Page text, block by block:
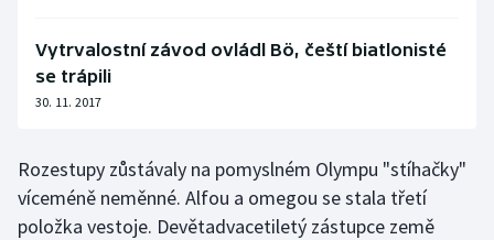
Vytrvalostní závod ovládl Bö, čeští biatlonisté
se trápili
30. 11. 2017
Rozestupy zůstávaly na pomyslném Olympu "stíhačky"
víceméně neměnné. Alfou a omegou se stala třetí
položka vestoje. Devětadvacetiletý zástupce země